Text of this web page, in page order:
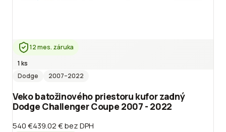
12 mes. záruka
1 ks
Dodge
2007–2022
Veko batožinového priestoru kufor zadný
Dodge Challenger Coupe 2007 - 2022
540 €439.02 €bez DPH